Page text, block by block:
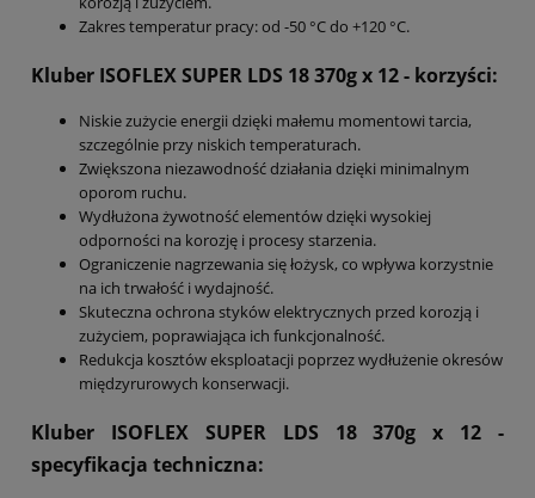
Zakres temperatur pracy: od -50 °C do +120 °C.
Kluber ISOFLEX SUPER LDS 18 370g x 12- korzyści:
Niskie zużycie energii dzięki małemu momentowi tarcia,
szczególnie przy niskich temperaturach.
Zwiększona niezawodność działania dzięki minimalnym
oporom ruchu.
Wydłużona żywotność elementów dzięki wysokiej
odporności na korozję i procesy starzenia.
Ograniczenie nagrzewania się łożysk, co wpływa korzystnie
na ich trwałość i wydajność.
Skuteczna ochrona styków elektrycznych przed korozją i
zużyciem, poprawiająca ich funkcjonalność.
Redukcja kosztów eksploatacji poprzez wydłużenie okresów
międzyrurowych konserwacji.
Kluber ISOFLEX SUPER LDS 18 370g x 12 -
specyfikacja techniczna: